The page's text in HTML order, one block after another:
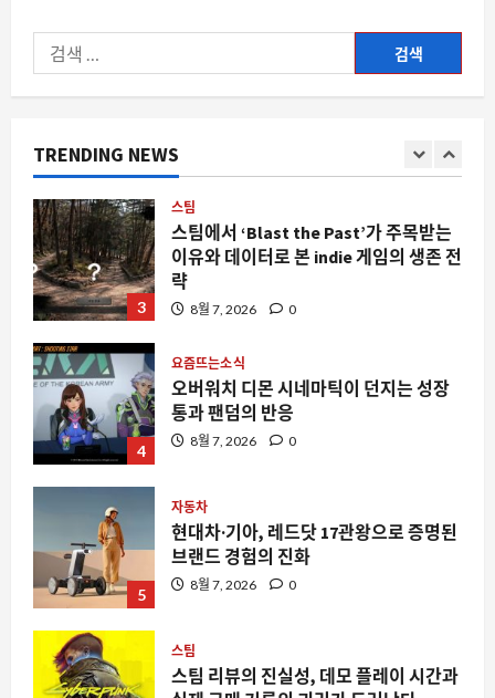
색:
TRENDING NEWS
2
3
스팀
스팀에서 ‘Blast the Past’가 주목받는
이유와 데이터로 본 indie 게임의 생존 전
략
8월 7, 2026 0
4
요즘뜨는소식
오버워치 디몬 시네마틱이 던지는 성장
통과 팬덤의 반응
8월 7, 2026 0
5
자동차
현대차·기아, 레드닷 17관왕으로 증명된
브랜드 경험의 진화
8월 7, 2026 0
스팀
스팀 리뷰의 진실성, 데모 플레이 시간과